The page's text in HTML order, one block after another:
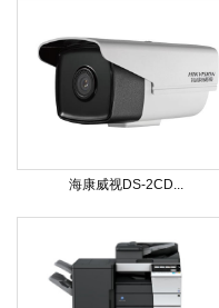
海康威视DS-2CD...